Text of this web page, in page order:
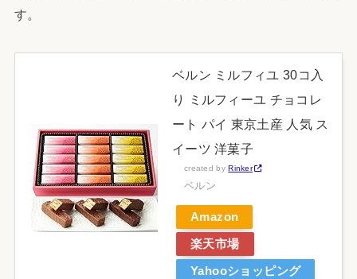
す。
ベルン ミルフィユ 30コ入
り ミルフィーユ チョコレ
ート パイ 東京土産 人気 ス
イーツ 洋菓子
created by Rinker
ベルン
Amazon
楽天市場
Yahooショッピング